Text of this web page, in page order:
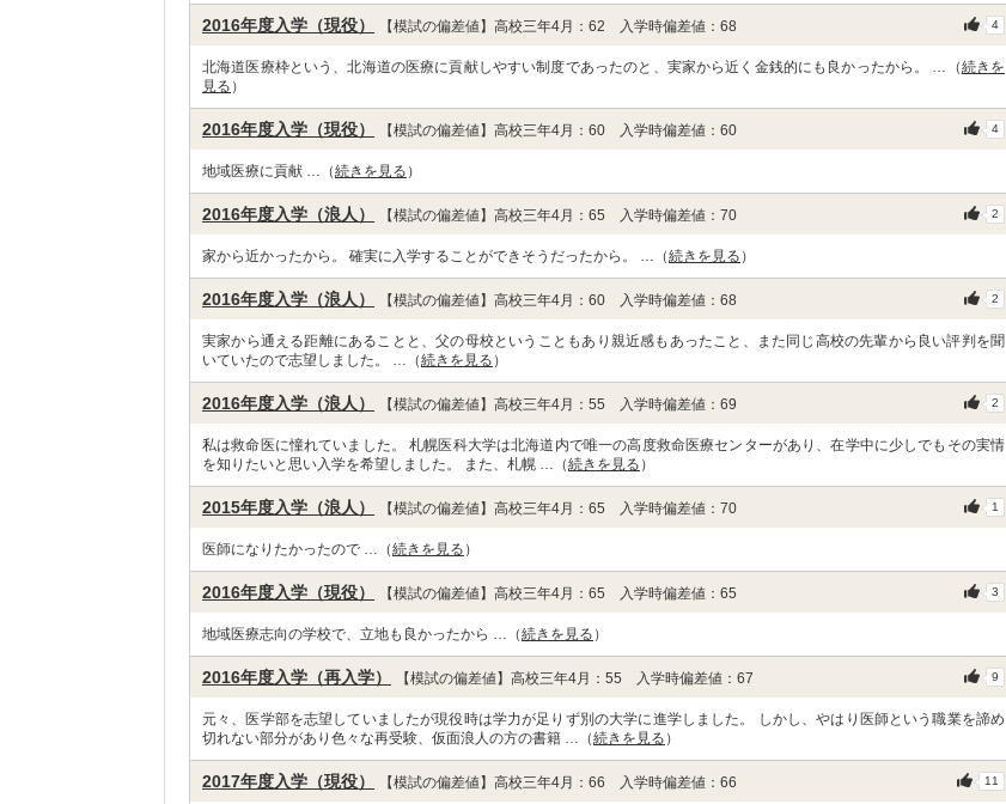
2016年度入学（現役） 【模試の偏差値】高校三年4月：62 入学時偏差値：68 4
北海道医療枠という、北海道の医療に貢献しやすい制度であったのと、実家から近く金銭的にも良かったから。 …（続きを
見る ）
2016年度入学（現役） 【模試の偏差値】高校三年4月：60 入学時偏差値：60 4
地域医療に貢献 …（続きを見る ）
2016年度入学（浪人） 【模試の偏差値】高校三年4月：65 入学時偏差値：70 2
家から近かったから。 確実に入学することができそうだったから。 …（続きを見る ）
2016年度入学（浪人） 【模試の偏差値】高校三年4月：60 入学時偏差値：68 2
実家から通える距離にあることと、父の母校ということもあり親近感もあったこと、また同じ高校の先輩から良い評判を聞
いていたので志望しました。 …（続きを見る ）
2016年度入学（浪人） 【模試の偏差値】高校三年4月：55 入学時偏差値：69 2
私は救命医に憧れていました。 札幌医科大学は北海道内で唯一の高度救命医療センターがあり、在学中に少しでもその実情
を知りたいと思い入学を希望しました。 また、札幌 …（続きを見る ）
2015年度入学（浪人） 【模試の偏差値】高校三年4月：65 入学時偏差値：70 1
医師になりたかったので …（続きを見る ）
2016年度入学（現役） 【模試の偏差値】高校三年4月：65 入学時偏差値：65 3
地域医療志向の学校で、立地も良かったから …（続きを見る ）
2016年度入学（再入学） 【模試の偏差値】高校三年4月：55 入学時偏差値：67 9
元々、医学部を志望していましたが現役時は学力が足りず別の大学に進学しました。 しかし、やはり医師という職業を諦め
切れない部分があり色々な再受験、仮面浪人の方の書籍 …（続きを見る ）
2017年度入学（現役） 【模試の偏差値】高校三年4月：66 入学時偏差値：66 11